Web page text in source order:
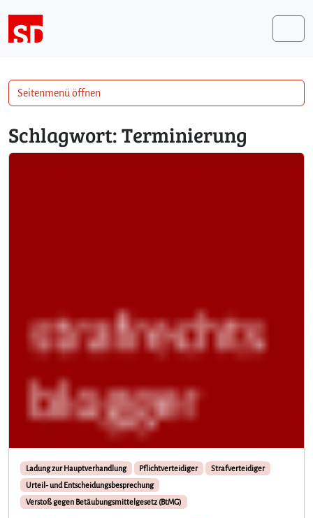
Schlagwort:Terminierung
Ladung zur Hauptverhandlung Pflichtverteidiger
Strafverteidiger
Urteil- und Entscheidungsbesprechung
Verstoß gegen Betäubungsmittelgesetz (BtMG)
Seitenmenü öffnen